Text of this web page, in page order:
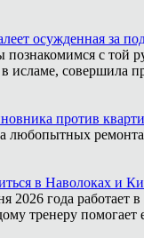
осужденная за
с той
исламе, совершила
против
любопытных
в Наволоках и
года работает
тренеру